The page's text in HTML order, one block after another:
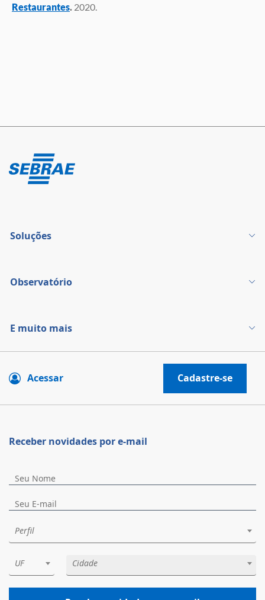
Restaurantes. 2020.
Soluções
Observatório
E muito mais
Acessar Cadastre-se
Receber novidades por e-mail
Perfil
UF Cidade